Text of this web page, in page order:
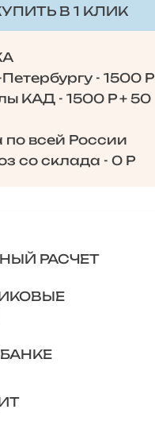
В 1 КЛИК
- 1500 Р
КАД - 1500 Р + 50
по всей России
со склада - 0 Р
РАСЧЕТ